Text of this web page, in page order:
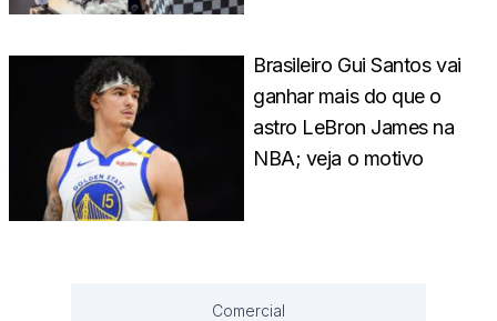
Brasileiro Gui Santos vai
ganhar mais do que o
astro LeBron James na
NBA; veja o motivo
Comercial